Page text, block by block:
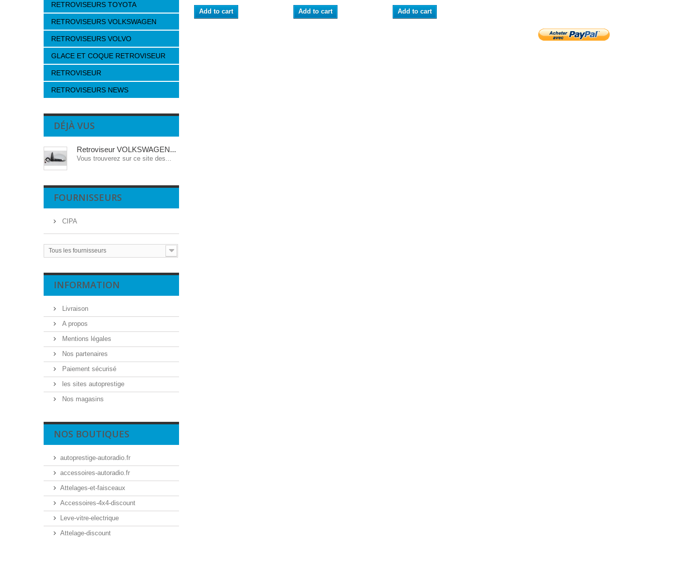
RETROVISEURS TOYOTA
RETROVISEURS VOLKSWAGEN
RETROVISEURS VOLVO
GLACE ET COQUE RETROVISEUR
RETROVISEUR
RETROVISEURS NEWS
DÉJÀ VUS
Retroviseur VOLKSWAGEN...
Vous trouverez sur ce site des...
FOURNISSEURS
CIPA
Tous les fournisseurs
INFORMATION
Livraison
A propos
Mentions légales
Nos partenaires
Paiement sécurisé
les sites autoprestige
Nos magasins
NOS BOUTIQUES
autoprestige-autoradio.fr
accessoires-autoradio.fr
Attelages-et-faisceaux
Accessoires-4x4-discount
Leve-vitre-electrique
Attelage-discount
Add to cart Add to cart Add to cart